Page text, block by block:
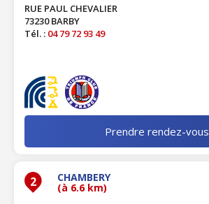
RUE PAUL CHEVALIER
73230 BARBY
Tél. : 04 79 72 93 49
Prendre rendez-vous
2 CHAMBERY
(à 6.6 km)